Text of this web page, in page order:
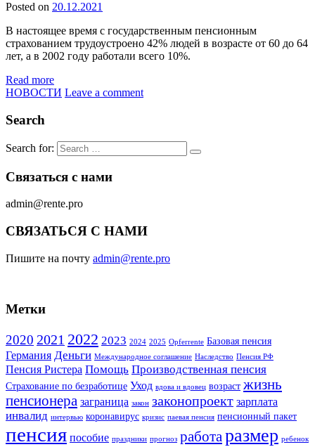
Posted on 20.12.2021
В настоящее время с государственным пенсионным
страхованием трудоустроено 42% людей в возрасте от 60 до 64
лет, а в 2002 году работали всего 10%.
Read more
НОВОСТИ Leave a comment
Search
Search for:
Связаться с нами
admin@rente.pro
СВЯЗАТЬСЯ С НАМИ
Пишите на почту admin@rente.pro
Метки
2020 2021 2022 2023 2024 2025 Opferrente Базовая пенсия
Германия Деньги Международное соглашение Наследство Пенсия РФ
Пенсия Ристера Помощь Производственная пенсия
Страхование по безработице Уход вдова и вдовец возраст жизнь
пенсионера заграница закон законопроект зарплата
инвалид интервью коронавирус кризис паевая пенсия пенсионный пакет
пенсия пособие праздники прогноз работа размер ребенок